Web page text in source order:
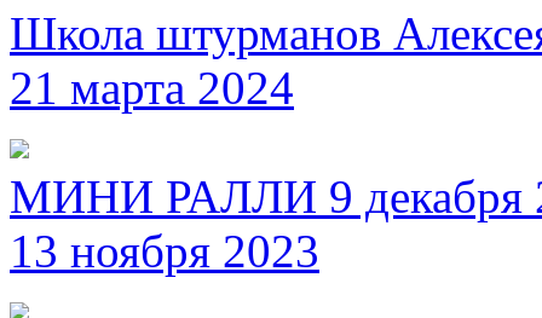
Школа штурманов
21 марта 2024
МИНИ РАЛЛИ 9 декабря
13 ноября 2023